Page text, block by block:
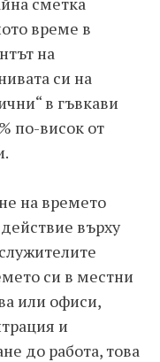
време в
на
си на
в гъвкави
по-висок от
на времето
върху
си в местни
или офиси,
и
до работа, това